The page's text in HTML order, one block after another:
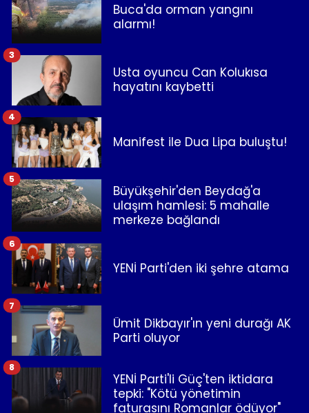
Buca'da orman yangını
alarmı!
Usta oyuncu Can Kolukısa
hayatını kaybetti
3
Manifest ile Dua Lipa buluştu!
4
Büyükşehir'den Beydağ'a
ulaşım hamlesi: 5 mahalle
merkeze bağlandı
5
YENİ Parti'den iki şehre atama
6
Ümit Dikbayır'ın yeni durağı AK
Parti oluyor
7
YENİ Parti'li Güç'ten iktidara
tepki: "Kötü yönetimin
faturasını Romanlar ödüyor"
8